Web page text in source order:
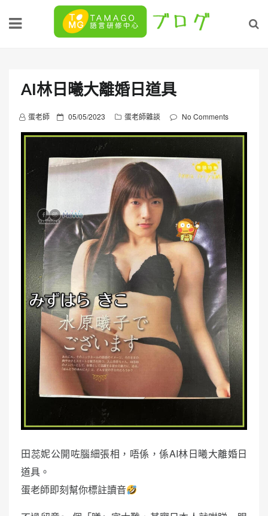
AI林日曦大離婚日道具
蛋老師
P
o
t
e
n
05/05/2023 蛋老師雜談 No Comments
田蕊妮公開咗腦細張相，唔係，係AI林日曦大離婚日
道具。
蛋老師即刻幫你標註讀音